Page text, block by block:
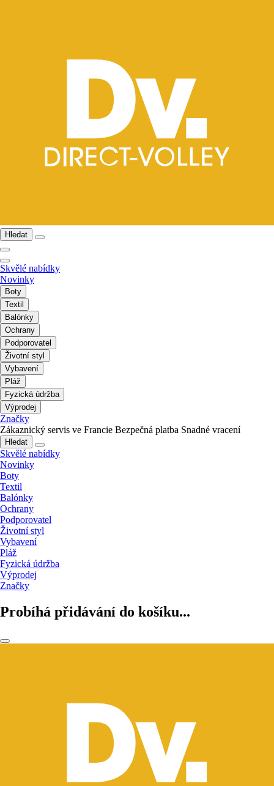
Hledat
Skvělé nabídky
Novinky
Boty
Textil
Balónky
Ochrany
Podporovatel
Životní styl
Vybavení
Pláž
Fyzická údržba
Výprodej
Značky
Zákaznický servis ve Francie Bezpečná platba Snadné vracení
Hledat
Skvělé nabídky
Novinky
Boty
Textil
Balónky
Ochrany
Podporovatel
Životní styl
Vybavení
Pláž
Fyzická údržba
Výprodej
Značky
Probíhá přidávání do košíku...